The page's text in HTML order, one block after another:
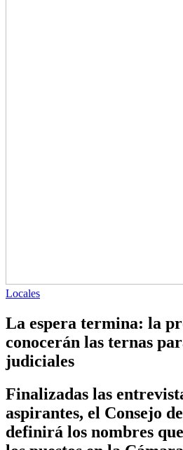
Locales
La espera termina: la
conocerán las ternas
judiciales
Finalizadas las
aspirantes, el Consejo
definirá los nombres